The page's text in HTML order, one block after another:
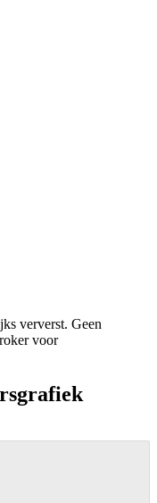
ververst. Geen
voor